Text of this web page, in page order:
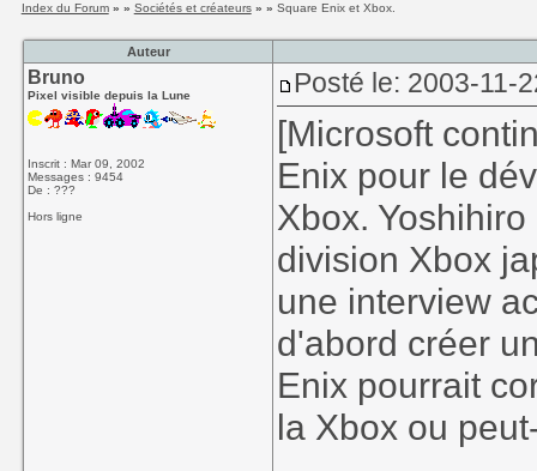
Index du Forum» » Sociétés et créateurs» » Square Enix et Xbox.
Auteur
Bruno
Pixel visible depuis la Lune
Inscrit : Mar 09, 2002
Messages : 9454
De : ???
Hors ligne
Posté le: 2003-11-
[Microsoft
Enix pour le
Xbox.
division Xbox
une interview
d'abord créer
Enix pourrait
la Xbox ou